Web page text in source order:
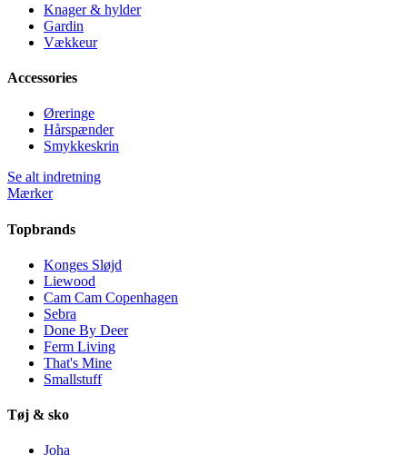
Knager & hylder
Gardin
Vækkeur
Accessories
Øreringe
Hårspænder
Smykkeskrin
Se alt indretning
Mærker
Topbrands
Konges Sløjd
Liewood
Cam Cam Copenhagen
Sebra
Done By Deer
Ferm Living
That's Mine
Smallstuff
Tøj & sko
Joha